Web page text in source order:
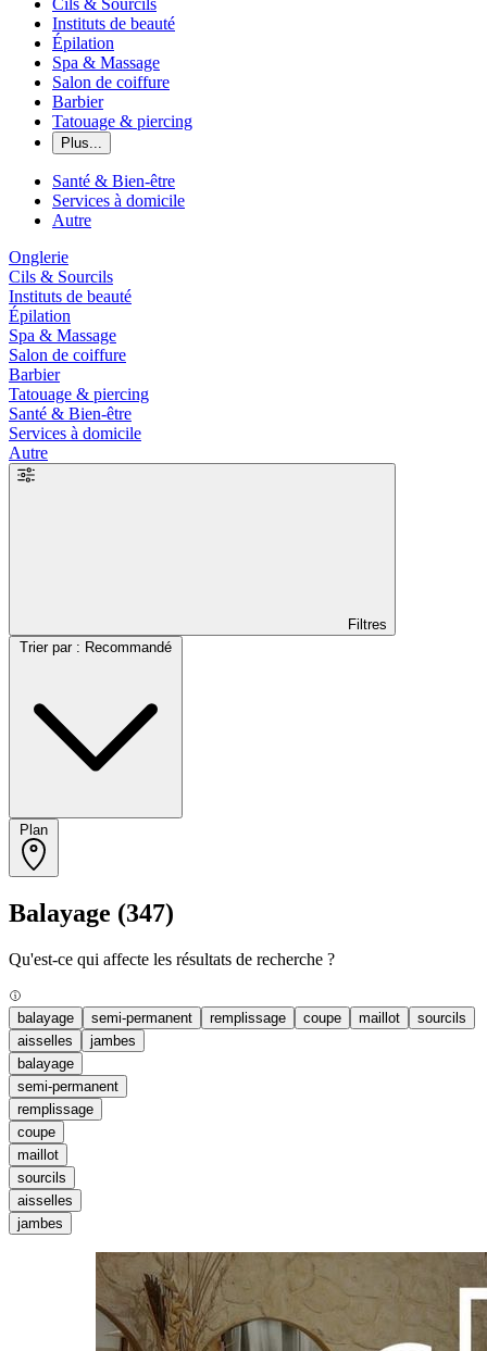
Cils & Sourcils
Instituts de beauté
Épilation
Spa & Massage
Salon de coiffure
Barbier
Tatouage & piercing
Plus...
Santé & Bien-être
Services à domicile
Autre
Onglerie
Cils & Sourcils
Instituts de beauté
Épilation
Spa & Massage
Salon de coiffure
Barbier
Tatouage & piercing
Santé & Bien-être
Services à domicile
Autre
Filtres
Balayage (347)
Qu'est-ce qui affecte les résultats de recherche ?
balayage semi-permanent remplissage coupe maillot
sourcils
aisselles
jambes
balayage
semi-permanent
remplissage
coupe
maillot
sourcils
aisselles
jambes